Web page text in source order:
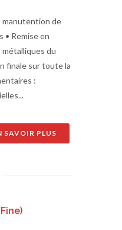
manutention de
Remise en
du
finale sur toute la
:
SAVOIR PLUS